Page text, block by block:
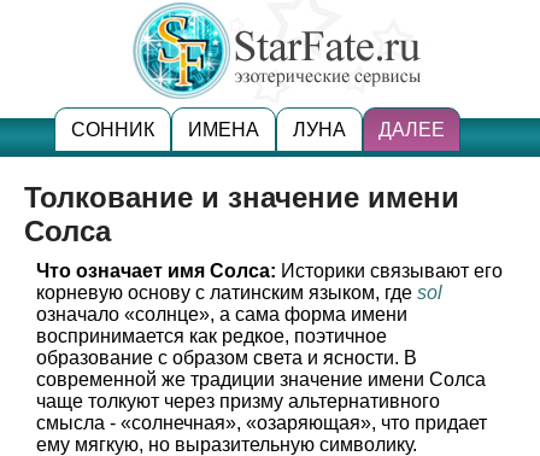
СОННИК ИМЕНА ЛУНА ДАЛЕЕ
Толкование и значение имени
Солса
Что означает имя Солса: Историки связывают его
корневую основу с латинским языком, где sol
означало «солнце», а сама форма имени
воспринимается как редкое, поэтичное
образование с образом света и ясности. В
современной же традиции значение имени Солса
чаще толкуют через призму альтернативного
смысла - «солнечная», «озаряющая», что придает
ему мягкую, но выразительную символику.